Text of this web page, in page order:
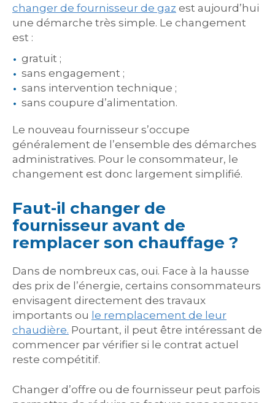
changer de fournisseur de gaz est aujourd’hui
une démarche très simple. Le changement
est :
gratuit ;
sans engagement ;
sans intervention technique ;
sans coupure d’alimentation.
Le nouveau fournisseur s’occupe
généralement de l’ensemble des démarches
administratives. Pour le consommateur, le
changement est donc largement simplifié.
Faut-il changer de
fournisseur avant de
remplacer son chauffage ?
Dans de nombreux cas, oui. Face à la hausse
des prix de l’énergie, certains consommateurs
envisagent directement des travaux
importants ou le remplacement de leur
chaudière. Pourtant, il peut être intéressant de
commencer par vérifier si le contrat actuel
reste compétitif.
Changer d’offre ou de fournisseur peut parfois